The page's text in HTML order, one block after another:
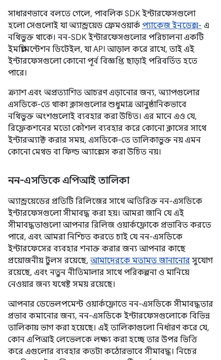
সাধারণভাবে বলতে গেলে, পাবলিক SDK ইন্টারফেসগুলো
হলো সেগুলোই যা অ্যান্ড্রয়েড ফ্রেমওয়ার্ক প্যাকেজ ইনডেক্স- এ
নথিভুক্ত থাকে। নন-SDK ইন্টারফেসগুলোর পরিচালনা একটি
ইমপ্লিমেন্টেশন ডিটেইল, যা API আড়াল করে রাখে, তাই এই
ইন্টারফেসগুলো কোনো পূর্ব বিজ্ঞপ্তি ছাড়াই পরিবর্তিত হতে
পারে।
ক্র্যাশ এবং অপ্রত্যাশিত আচরণ এড়ানোর জন্য, অ্যাপগুলোর
এসডিকে-তে থাকা ক্লাসগুলোর শুধুমাত্র আনুষ্ঠানিকভাবে
নথিভুক্ত অংশগুলোই ব্যবহার করা উচিত। এর মানে এও যে,
রিফ্লেকশনের মতো কৌশল ব্যবহার করে কোনো ক্লাসের সাথে
ইন্টারঅ্যাক্ট করার সময়, এসডিকে-তে তালিকাভুক্ত নয় এমন
কোনো মেথড বা ফিল্ড অ্যাক্সেস করা উচিত নয়।
নন-এসডিকে এপিআই তালিকা
অ্যান্ড্রয়েডের প্রতিটি রিলিজের সাথে অতিরিক্ত নন-এসডিকে
ইন্টারফেসগুলো সীমাবদ্ধ করা হয়। আমরা জানি যে এই
সীমাবদ্ধতাগুলো আপনার রিলিজ ওয়ার্কফ্লোকে প্রভাবিত করতে
পারে, এবং আমরা নিশ্চিত করতে চাই যে নন-এসডিকে
ইন্টারফেসের ব্যবহার শনাক্ত করার জন্য আপনার কাছে
প্রয়োজনীয় টুলস রয়েছে, আমাদেরকে মতামত জানানোর সুযোগ
রয়েছে, এবং নতুন নীতিমালার সাথে পরিকল্পনা ও মানিয়ে
নেওয়ার জন্য যথেষ্ট সময় রয়েছে।
আপনার ডেভেলপমেন্ট ওয়ার্কফ্লোতে নন-এসডিকে সীমাবদ্ধতার
প্রভাব কমানোর জন্য, নন-এসডিকে ইন্টারফেসগুলোকে বিভিন্ন
তালিকায় ভাগ করা হয়েছে। এই তালিকাগুলো নির্ধারণ করে যে,
কোন এপিআই লেভেলকে লক্ষ্য করা হচ্ছে তার উপর ভিত্তি
করে এগুলোর ব্যবহার কতটা কঠোরভাবে সীমাবদ্ধ। নিচের